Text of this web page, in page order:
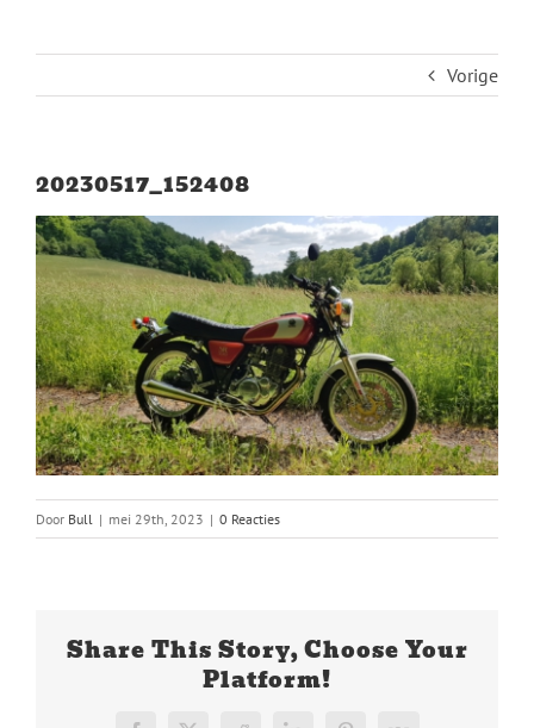
Vorige
20230517_152408
Door Bull | mei 29th, 2023 | 0 Reacties
Share This Story, Choose Your
Platform!